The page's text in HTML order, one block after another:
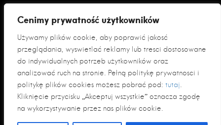
Cenimy prywatność użytkowników
Używamy plików cookie, aby poprawić jakość
przeglądania, wyświetlać reklamy lub treści dostosowane
do indywidualnych potrzeb użytkowników oraz
analizować ruch na stronie. Pełną politykę prywatności i
politykę plików cookies możesz pobrać pod: tutaj.
Kliknięcie przycisku „Akceptuj wszystkie” oznacza zgodę
na wykorzystywanie przez nas plików cookie.
Polityka prywatności
Klauzula informacyjna RODO